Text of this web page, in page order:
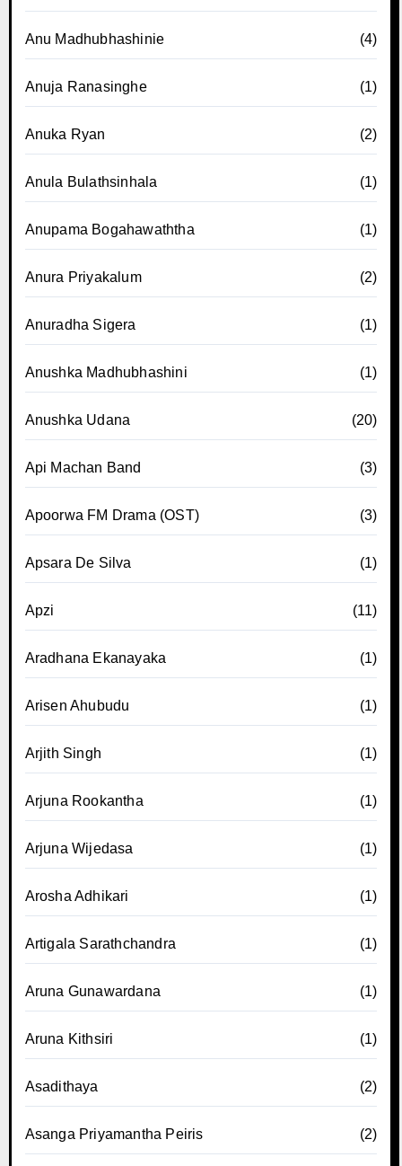
Anu Madhubhashinie (4)
Anuja Ranasinghe (1)
Anuka Ryan (2)
Anula Bulathsinhala (1)
Anupama Bogahawaththa (1)
Anura Priyakalum (2)
Anuradha Sigera (1)
Anushka Madhubhashini (1)
Anushka Udana (20)
Api Machan Band (3)
Apoorwa FM Drama (OST) (3)
Apsara De Silva (1)
Apzi (11)
Aradhana Ekanayaka (1)
Arisen Ahubudu (1)
Arjith Singh (1)
Arjuna Rookantha (1)
Arjuna Wijedasa (1)
Arosha Adhikari (1)
Artigala Sarathchandra (1)
Aruna Gunawardana (1)
Aruna Kithsiri (1)
Asadithaya (2)
Asanga Priyamantha Peiris (2)